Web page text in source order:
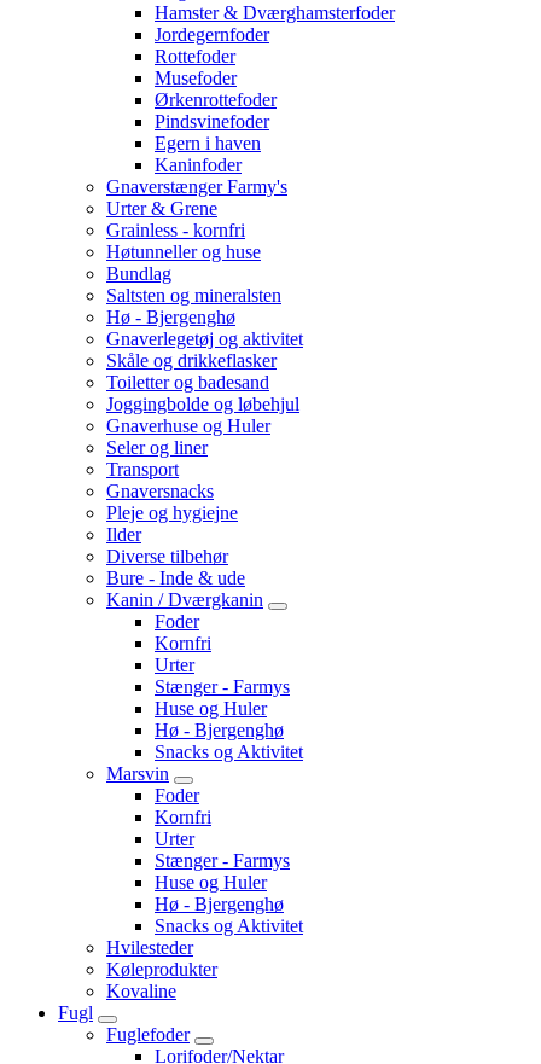
Hamster & Dværghamsterfoder
Jordegernfoder
Rottefoder
Musefoder
Ørkenrottefoder
Pindsvinefoder
Egern i haven
Kaninfoder
Gnaverstænger Farmy's
Urter & Grene
Grainless - kornfri
Høtunneller og huse
Bundlag
Saltsten og mineralsten
Hø - Bjergenghø
Gnaverlegetøj og aktivitet
Skåle og drikkeflasker
Toiletter og badesand
Joggingbolde og løbehjul
Gnaverhuse og Huler
Seler og liner
Transport
Gnaversnacks
Pleje og hygiejne
Ilder
Diverse tilbehør
Bure - Inde & ude
Kanin / Dværgkanin
Foder
Kornfri
Urter
Stænger - Farmys
Huse og Huler
Hø - Bjergenghø
Snacks og Aktivitet
Marsvin
Foder
Kornfri
Urter
Stænger - Farmys
Huse og Huler
Hø - Bjergenghø
Snacks og Aktivitet
Hvilesteder
Køleprodukter
Kovaline
Fugl
Fuglefoder
Lorifoder/Nektar